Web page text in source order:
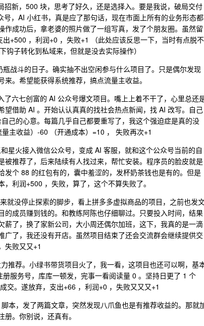
新，500 块，思考了好久，还是选择入。要是我说，破局交付
，AI 小红书，真是应了那句话，现在市面上所有的业务形态都
成功后，拿老婆的照片做了一组写真，发了个朋友圈。虽然留
+500 ，利润+0 ，失败+1 （此处应该反思一下，当时有点脱不
子转化到私域来，但就是没去实际操作）
战斗的日子。确实抽不出空闲参与什么项目了。只是偶尔发现
。希望能获得系统推荐，搞点流量主收益。
六七创富的 AI 公众号爆文项目。嘴上上着不干了，心里总还
借助 AI 。开始认认真真的找社会热点新闻，找 AI 改写。自己
己的心意。每篇几乎自己都要重写了，我这个强迫症是真的没
主收益）-60 （开通成本）=10 ， 失败再次+1
星火接入微信公众号，变成 AI 客服，就和这个公众号当前的自
推荐了，后来陆续有人找过来，帮忙安装。程序员的脸皮就是
个 88 的红包有的，囊中羞涩的，发杯奶茶钱也是有的。但是
利润+500 ，失败，算了，这个不算失败了。
就没停止探索的脚步，看上拼多多虚拟商品的项目，之前也发
成员赚到钱的。和教练阿陈也仔细聊过。只要投入时间，结果
了，换了家新公司，大小周还偶尔加班，这下，我真的是一滴
广了，我还没有开店。虽然项目结束了还会交流群会继续提供交
失败又又+1
推荐。小绿书带货项目火了，我一看，这项目也还可以啊，基
服务号，库库一顿发，完事一看阅读量 0 。坚持日更了 1 个
交。遂放弃，支出+66 ，利润+0 ，失败又又又+1
本，发了两篇文章，突然发现八爪鱼也是有推荐收益的。那就
。你别说，还真有。